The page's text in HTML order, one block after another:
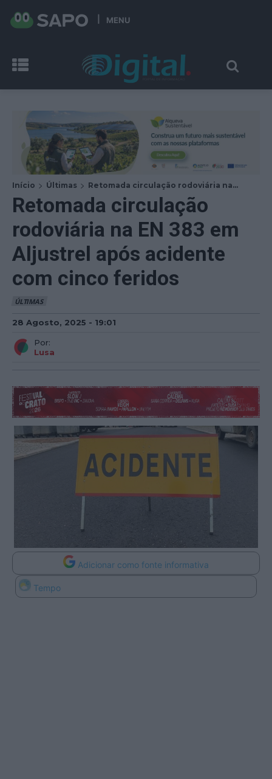
MENU
Início Últimas Retomada circulação rodoviária na...
Retomada circulação
rodoviária na EN 383 em
Aljustrel após acidente
com cinco feridos
ÚLTIMAS
28 Agosto, 2025 - 19:01
Por:
Lusa
Adicionar como fonte informativa
Tempo